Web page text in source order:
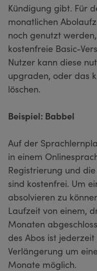
Kündigung gibt. Für
monatlichen
noch genutzt
kostenfreie Basic-
Nutzer kann diese
upgraden, oder das
löschen.
Beispiel: Babbel
Auf der
in einem
Registrierung und
sind kostenfrei. Um
absolvieren zu
Laufzeit von einem,
Monaten
des Abos ist
Verlängerung um
Monate möglich.